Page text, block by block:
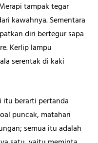
tampak tegar
kawahnya. Sementara
diri bertegur sapa
Kerlip lampu
serentak di kaki
itu berarti pertanda
puncak, matahari
semua itu adalah